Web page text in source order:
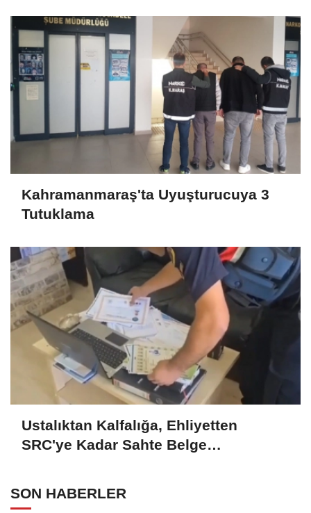
Kahramanmaraş'ta Uyuşturucuya 3
Tutuklama
Ustalıktan Kalfalığa, Ehliyetten
SRC'ye Kadar Sahte Belge
SON HABERLER